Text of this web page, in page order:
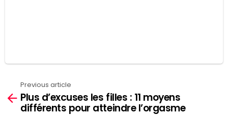
See
more
Previous article
Plus d’excuses les filles : 11 moyens
différents pour atteindre l’orgasme